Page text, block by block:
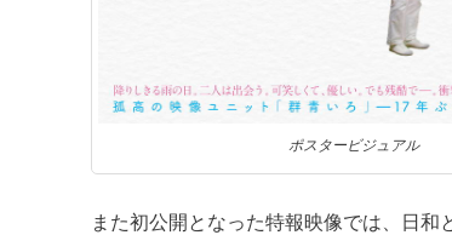
ポスタービジュアル
また初公開となった特報映像では、日